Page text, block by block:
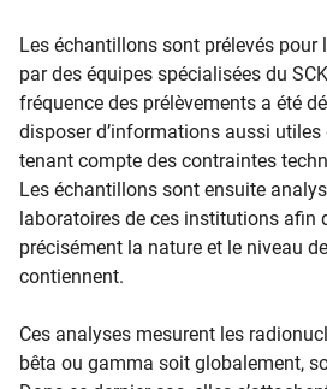
Les échantillons sont prélevés pour
par des équipes spécialisées du
fréquence des prélèvements a été
disposer d’informations aussi utiles
tenant compte des contraintes
Les échantillons sont ensuite
laboratoires de ces institutions afin
précisément la nature et le niveau
contiennent.
Ces analyses mesurent les
bêta ou gamma soit globalement,